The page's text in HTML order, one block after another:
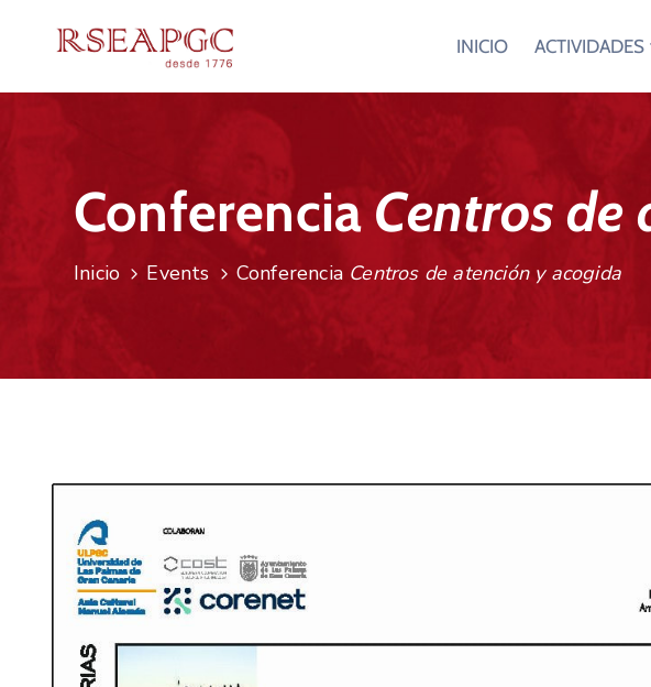
INICIO ACTIVIDADES
ConferenciaCentros de
Inicio Events Conferencia Centros de atención y acogida ​